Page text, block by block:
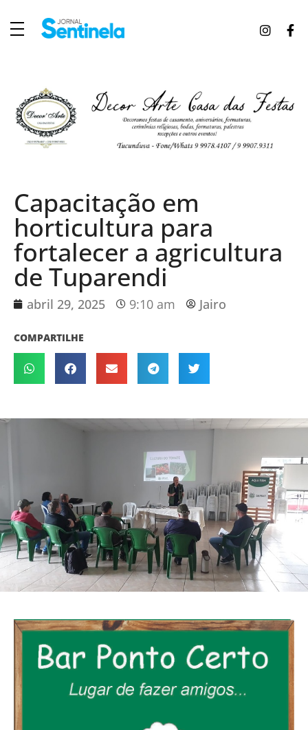
Capacitação em
horticultura para
fortalecer a agricultura
de Tuparendi
abril 29, 2025 9:10 am Jairo
COMPARTILHE